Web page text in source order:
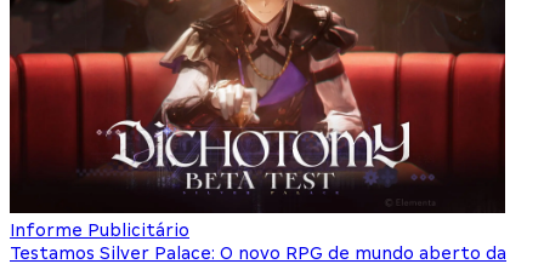
Informe Publicitário
Testamos Silver Palace: O novo RPG de mundo aberto da